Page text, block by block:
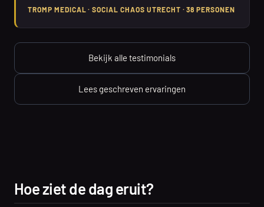
TROMP MEDICAL · SOCIAL CHAOS UTRECHT · 38 PERSONEN
Bekijk alle testimonials
Lees geschreven ervaringen
Hoe ziet de dag eruit?